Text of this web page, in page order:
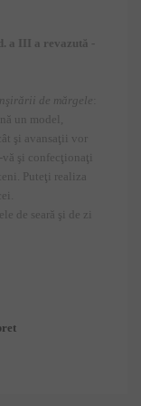
a III a revazută -
de mărgele
un model,
şi avansaţii vor
şi confecţionaţi
Puteţi realiza
de seară şi de zi